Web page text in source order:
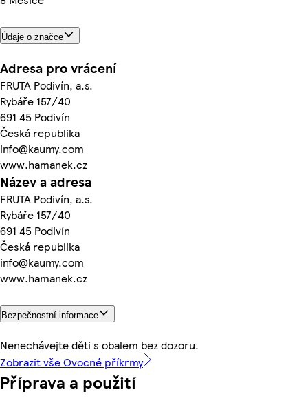
Údaje o značce
Adresa pro vrácení
FRUTA Podivín, a.s.
Rybáře 157/40
691 45 Podivín
Česká republika
info@kaumy.com
www.hamanek.cz
Název a adresa
FRUTA Podivín, a.s.
Rybáře 157/40
691 45 Podivín
Česká republika
info@kaumy.com
www.hamanek.cz
Bezpečnostní informace
Nenechávejte děti s obalem bez dozoru.
Zobrazit vše Ovocné příkrmy
Příprava a použití